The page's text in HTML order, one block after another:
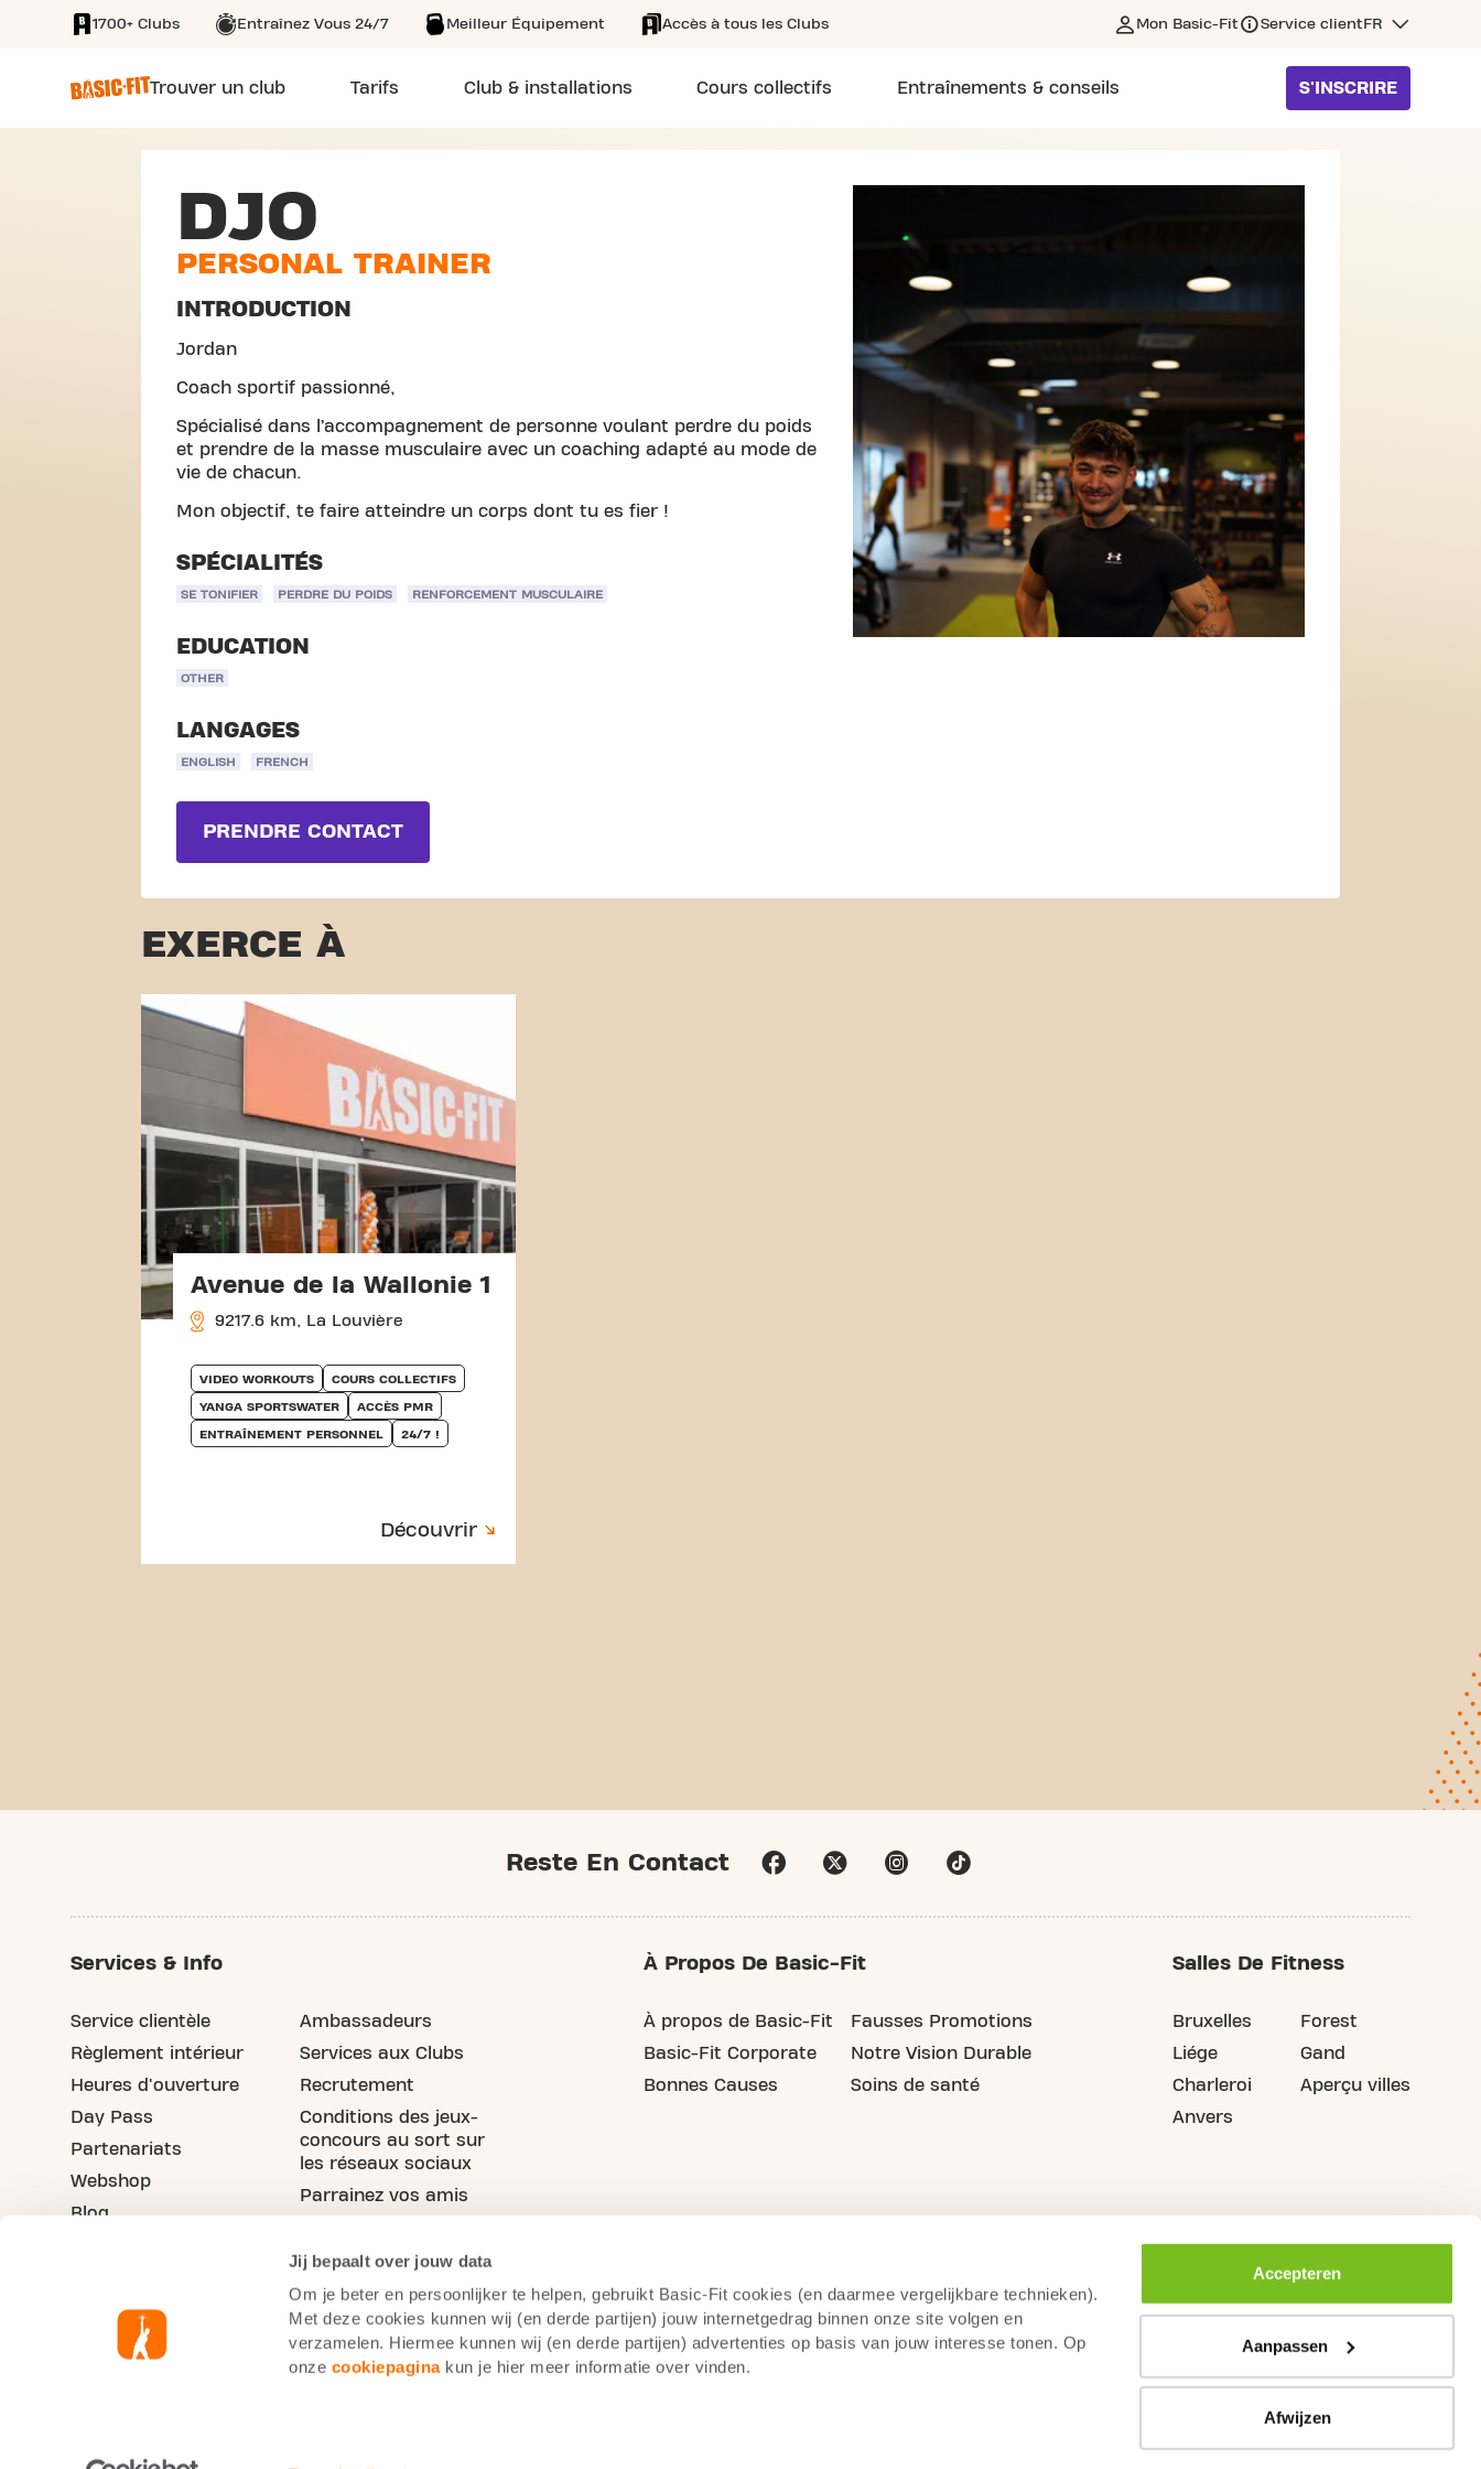
Jij bepaalt over jouw data
Om je beter en persoonlijker te helpen, gebruikt Basic-Fit cookies (en daarmee vergelijkbare technieken).
Met deze cookies kunnen wij (en derde partijen) jouw internetgedrag binnen onze site volgen en
verzamelen. Hiermee kunnen wij (en derde partijen) advertenties op basis van jouw interesse tonen. Op
onze cookiepaginakun je hier meer informatie over vinden.
Accepteren
Aanpassen
Afwijzen
SKIP TO MAIN CONTENT
1700+ Clubs Entraînez Vous 24/7 Meilleur Équipement Accès à tous les Clubs Mon Basic-Fit Service client FR
Trouver un club Tarifs Club & installations Cours collectifs Entraînements & conseils S'INSCRIRE
DJO
PERSONAL TRAINER
INTRODUCTION
Jordan
Coach sportif passionné,
Spécialisé dans l’accompagnement de personne voulant perdre du poids
et prendre de la masse musculaire avec un coaching adapté au mode de
vie de chacun.
Mon objectif, te faire atteindre un corps dont tu es fier !
SPÉCIALITÉS
SE TONIFIER PERDRE DU POIDS RENFORCEMENT MUSCULAIRE
EDUCATION
OTHER
LANGAGES
ENGLISH FRENCH
PRENDRE CONTACT
EXERCE À
Avenue de la Wallonie 1
9217.6 km, La Louvière
VIDEO WORKOUTS COURS COLLECTIFS
YANGA SPORTSWATER ACCÈS PMR
ENTRAÎNEMENT PERSONNEL 24/7 !
Découvrir
Reste En Contact
Services & Info
Service clientèle
Règlement intérieur
Heures d'ouverture
Day Pass
Partenariats
Webshop
Blog
Ambassadeurs
Services aux Clubs
Recrutement
Conditions des jeux-
concours au sort sur
les réseaux sociaux
Parrainez vos amis
À Propos De Basic-Fit
À propos de Basic-Fit
Basic-Fit Corporate
Bonnes Causes
Fausses Promotions
Notre Vision Durable
Soins de santé
Salles De Fitness
Bruxelles
Liége
Charleroi
Anvers
Forest
Gand
Aperçu villes